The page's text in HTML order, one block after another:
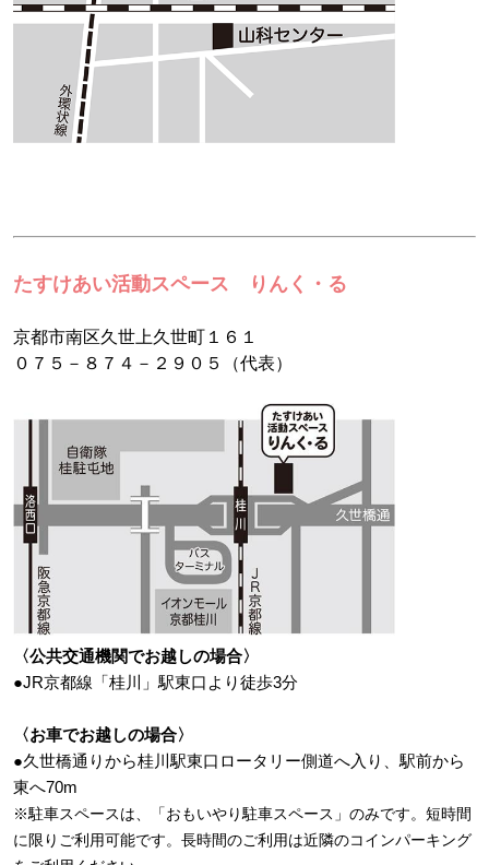
たすけあい活動スペース りんく・る
京都市南区久世上久世町１６１
０７５－８７４－２９０５（代表）
〈公共交通機関でお越しの場合〉
●JR京都線「桂川」駅東口より徒歩3分
〈お車でお越しの場合〉
●久世橋通りから桂川駅東口ロータリー側道へ入り、駅前から
東へ70m
※駐車スペースは、「おもいやり駐車スペース」のみです。短時間
に限りご利用可能です。長時間のご利用は近隣のコインパーキング